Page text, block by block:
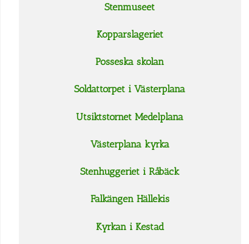
Stenmuseet
Kopparslageriet
Posseska skolan
Soldattorpet i Västerplana
Utsiktstornet Medelplana
Västerplana kyrka
Stenhuggeriet i Råbäck
Falkängen Hällekis
Kyrkan i Kestad